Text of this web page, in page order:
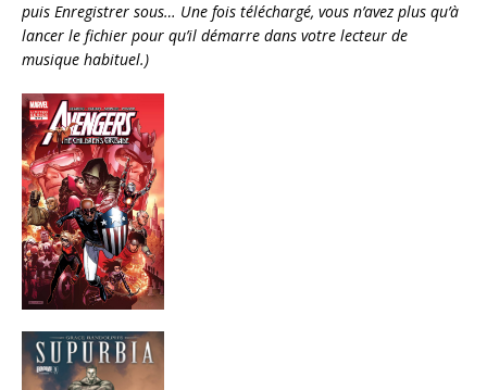
puis Enregistrer sous… Une fois téléchargé, vous n’avez plus qu’à
lancer le fichier pour qu’il démarre dans votre lecteur de
musique habituel.)